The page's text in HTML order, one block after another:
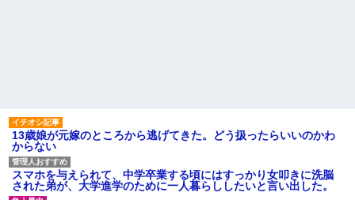
の？ｗｗ」「逆に超安い」
私「ちょっと、人の家の金庫
触らないでよ！」キチママ『そ
こに金庫があったから、開けて
みようとしただけ☆』義兄「泥
は出てけ！二度と来るな！」結
果・・・
13歳娘が元嫁のところから逃げてきた。どう扱ったらいいのかわ
からない
スマホを与えられて、中学卒業する頃にはすっかり女叩きに洗脳
された弟が、大学進学のために一人暮らししたいと言い出した。